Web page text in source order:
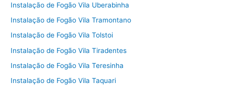
Instalação de Fogão Vila Uberabinha
Instalação de Fogão Vila Tramontano
Instalação de Fogão Vila Tolstoi
Instalação de Fogão Vila Tiradentes
Instalação de Fogão Vila Teresinha
Instalação de Fogão Vila Taquari